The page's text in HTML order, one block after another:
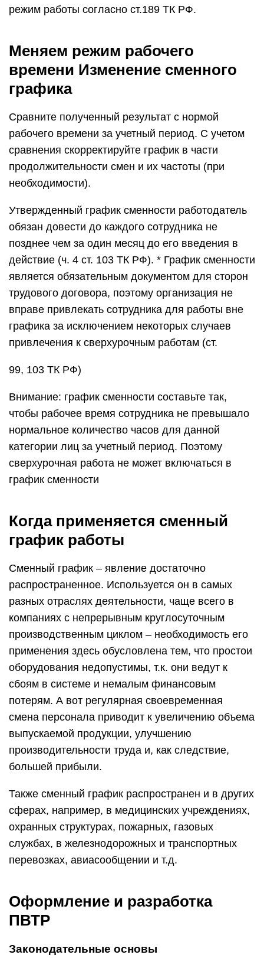
режим работы согласно ст.189 ТК РФ.
Меняем режим рабочего
времени Изменение сменного
графика
Сравните полученный результат с нормой
рабочего времени за учетный период. С учетом
сравнения скорректируйте график в части
продолжительности смен и их частоты (при
необходимости).
Утвержденный график сменности работодатель
обязан довести до каждого сотрудника не
позднее чем за один месяц до его введения в
действие (ч. 4 ст. 103 ТК РФ). * График сменности
является обязательным документом для сторон
трудового договора, поэтому организация не
вправе привлекать сотрудника для работы вне
графика за исключением некоторых случаев
привлечения к сверхурочным работам (ст.
99, 103 ТК РФ)
Внимание: график сменности составьте так,
чтобы рабочее время сотрудника не превышало
нормальное количество часов для данной
категории лиц за учетный период. Поэтому
сверхурочная работа не может включаться в
график сменности
Когда применяется сменный
график работы
Сменный график – явление достаточно
распространенное. Используется он в самых
разных отраслях деятельности, чаще всего в
компаниях с непрерывным круглосуточным
производственным циклом – необходимость его
применения здесь обусловлена тем, что простои
оборудования недопустимы, т.к. они ведут к
сбоям в системе и немалым финансовым
потерям. А вот регулярная своевременная
смена персонала приводит к увеличению объема
выпускаемой продукции, улучшению
производительности труда и, как следствие,
большей прибыли.
Также сменный график распространен и в других
сферах, например, в медицинских учреждениях,
охранных структурах, пожарных, газовых
службах, в железнодорожных и транспортных
перевозках, авиасообщении и т.д.
Оформление и разработка
ПВТР
Законодательные основы